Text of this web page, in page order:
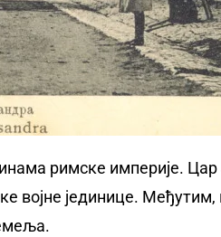
римске империје. Цар
војне јединице.